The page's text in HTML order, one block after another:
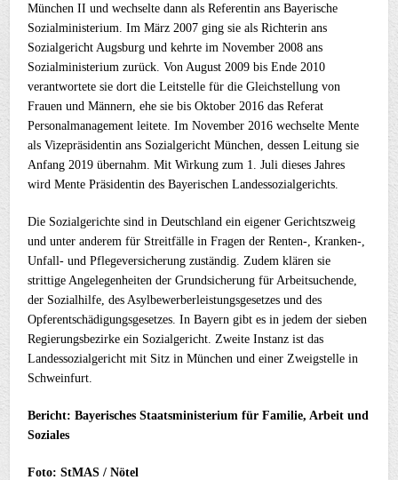
München II und wechselte dann als Referentin ans Bayerische
Sozialministerium. Im März 2007 ging sie als Richterin ans
Sozialgericht Augsburg und kehrte im November 2008 ans
Sozialministerium zurück. Von August 2009 bis Ende 2010
verantwortete sie dort die Leitstelle für die Gleichstellung von
Frauen und Männern, ehe sie bis Oktober 2016 das Referat
Personalmanagement leitete. Im November 2016 wechselte Mente
als Vizepräsidentin ans Sozialgericht München, dessen Leitung sie
Anfang 2019 übernahm. Mit Wirkung zum 1. Juli dieses Jahres
wird Mente Präsidentin des Bayerischen Landessozialgerichts.
Die Sozialgerichte sind in Deutschland ein eigener Gerichtszweig
und unter anderem für Streitfälle in Fragen der Renten-, Kranken-,
Unfall- und Pflegeversicherung zuständig. Zudem klären sie
strittige Angelegenheiten der Grundsicherung für Arbeitsuchende,
der Sozialhilfe, des Asylbewerberleistungsgesetzes und des
Opferentschädigungsgesetzes. In Bayern gibt es in jedem der sieben
Regierungsbezirke ein Sozialgericht. Zweite Instanz ist das
Landessozialgericht mit Sitz in München und einer Zweigstelle in
Schweinfurt.
Bericht: Bayerisches Staatsministerium für Familie, Arbeit und
Soziales
Foto: StMAS / Nötel